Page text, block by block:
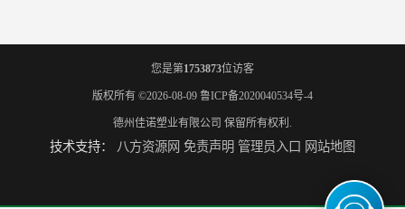
您是第1753873位访客
版权所有 ©2026-08-09 鲁ICP备2020040534号-4
德州佳诺塑业有限公司 保留所有权利.
技术支持： 八方资源网 免责声明 管理员入口 网站地图